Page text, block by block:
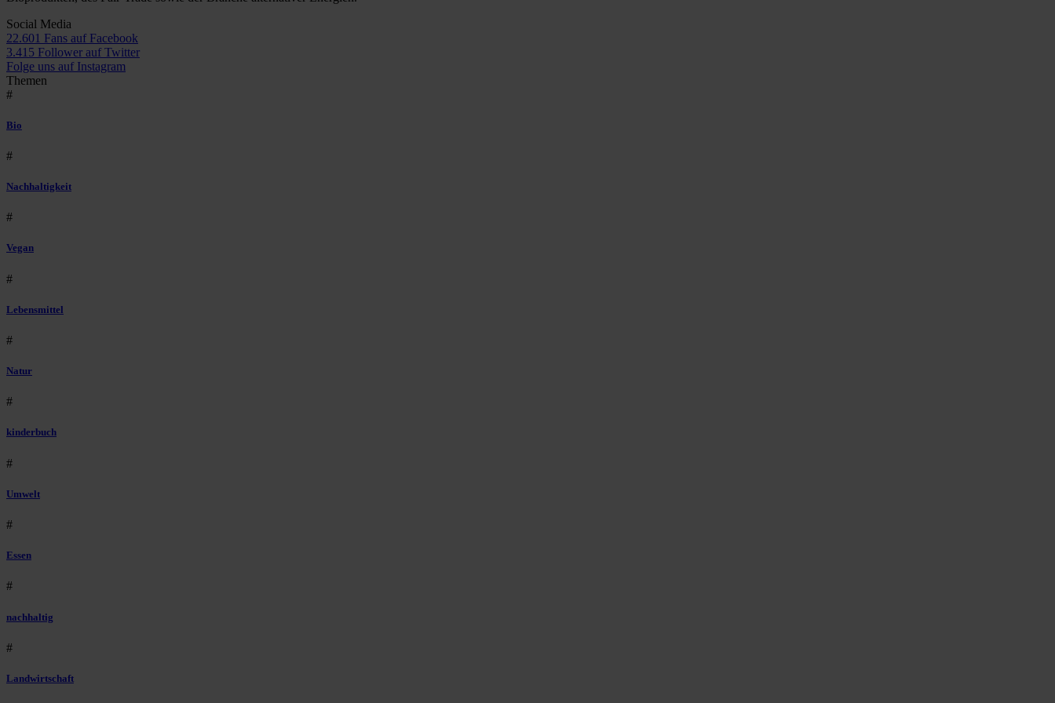
Social Media
22.601 Fans auf Facebook
3.415 Follower auf Twitter
Folge uns auf Instagram
Themen
#
Bio
#
Nachhaltigkeit
#
Vegan
#
Lebensmittel
#
Natur
#
kinderbuch
#
Umwelt
#
Essen
#
nachhaltig
#
Landwirtschaft